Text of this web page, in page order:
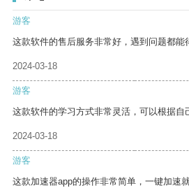
游客
这款软件的售后服务非常好，遇到问题都能
2024-03-18
游客
这款软件的学习方式非常灵活，可以根据自
2024-03-18
游客
这款加速器app的操作非常简单，一键加速